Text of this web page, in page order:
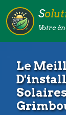
S
Votre
Le